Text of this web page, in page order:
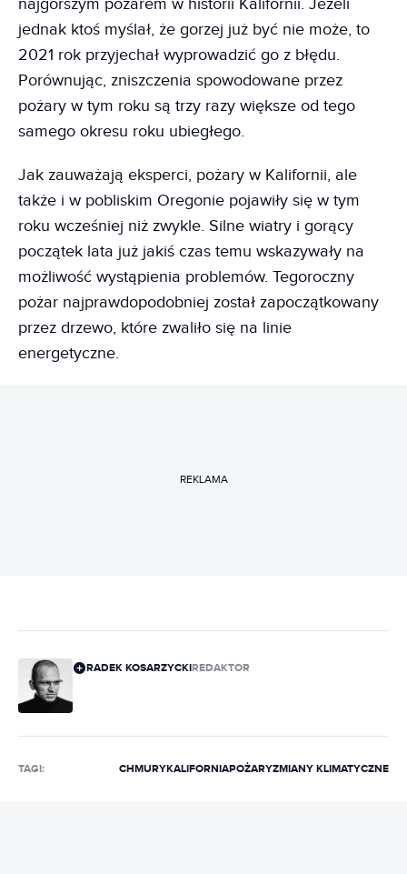
jednak ktoś myślał, że gorzej już być nie może, to
2021 rok przyjechał wyprowadzić go z błędu.
Porównując, zniszczenia spowodowane przez
pożary w tym roku są trzy razy większe od tego
samego okresu roku ubiegłego.
Jak zauważają eksperci, pożary w Kalifornii, ale
także i w pobliskim Oregonie pojawiły się w tym
roku wcześniej niż zwykle. Silne wiatry i gorący
początek lata już jakiś czas temu wskazywały na
możliwość wystąpienia problemów. Tegoroczny
pożar najprawdopodobniej został zapoczątkowany
przez drzewo, które zwaliło się na linie
energetyczne.
REKLAMA
RADEK KOSARZYCKIREDAKTOR
TAGI: CHMURYKALIFORNIAPOŻARYZMIANY KLIMATYCZNE